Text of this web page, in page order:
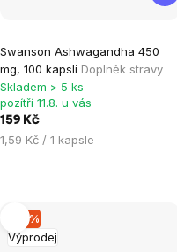
Swanson Ashwagandha 450
mg, 100 kapslí Doplněk stravy
hodnocení
produktu
je
5,0
z
Skladem > 5 ks
pozítří 11.8. u vás
159 Kč
Měrná
1,59 Kč / 1 kapsle
Výprodej
–15 %